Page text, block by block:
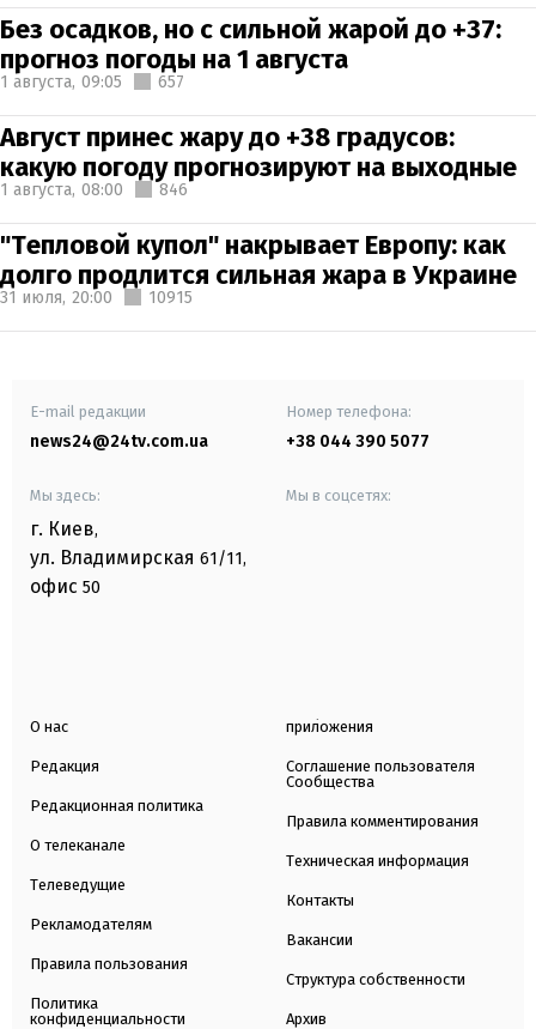
Без осадков, но с сильной жарой до +37:
прогноз погоды на 1 августа
1 августа, 09:05 657
Август принес жару до +38 градусов:
какую погоду прогнозируют на выходные
1 августа, 08:00 846
"Тепловой купол" накрывает Европу: как
долго продлится сильная жара в Украине
31 июля, 20:00 10915
E-mail редакции
news24@24tv.com.ua
Номер телефона:
+38 044 390 5077
Мы здесь:
г. Киев,
ул. Владимирская 61/11,
офис 50
Мы в соцсетях:
О нас
Редакция
Редакционная политика
О телеканале
Телеведущие
Рекламодателям
Правила пользования
Политика
конфиденциальности
приложения
Соглашение пользователя
Сообщества
Правила комментирования
Техническая информация
Контакты
Вакансии
Структура собственности
Архив